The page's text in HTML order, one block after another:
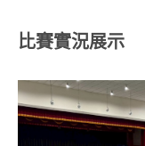
比賽實況展示